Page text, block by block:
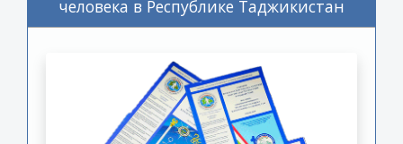
человека в Республике Таджикистан